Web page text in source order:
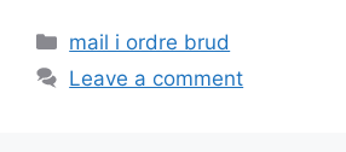
Categories
mail i ordre brud
Leave a comment